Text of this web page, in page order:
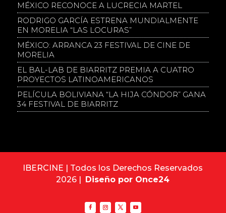
MÉXICO RECONOCE A LUCRECIA MARTEL
RODRIGO GARCÍA ESTRENA MUNDIALMENTE
EN MORELIA “LAS LOCURAS”
MÉXICO: ARRANCA 23 FESTIVAL DE CINE DE
MORELIA
EL BAL-LAB DE BIARRITZ PREMIA A CUATRO
PROYECTOS LATINOAMERICANOS
PELÍCULA BOLIVIANA “LA HIJA CÓNDOR” GANA
34 FESTIVAL DE BIARRITZ
IBERCINE | Todos los Derechos Reservados
2026 | Diseño por Once24